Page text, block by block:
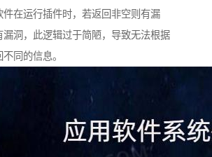
件在运行插件时，若返回非空则有漏
漏洞，此逻辑过于简陋，导致无法根据
同的信息。